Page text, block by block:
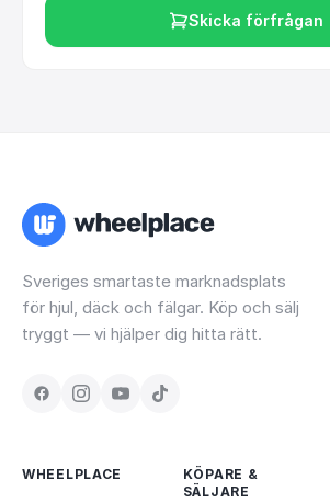
Skicka förfrågan
Sveriges smartaste marknadsplats
för hjul, däck och fälgar. Köp och sälj
tryggt — vi hjälper dig hitta rätt.
WHEELPLACE
KÖPARE &
SÄLJARE